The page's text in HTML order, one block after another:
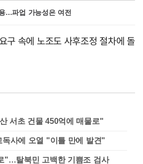
…파업 가능성은 여전
구 속에 노조도 사후조정 절차에 돌
서초 건물 450억에 매물로"
독사에 오열 "이틀 만에 발견"
"…탈북민 고백한 기쁨조 검사